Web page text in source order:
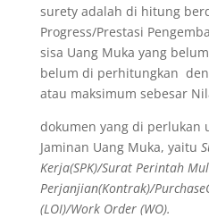
surety adalah di hitung
Progress/Prestasi
sisa Uang Muka yang
belum di perhitungkan
atau maksimum sebesar
dokumen yang di perlukan
Jaminan Uang Muka, yaitu
Kerja(SPK)/Surat Perintah
Perjanjian(Kontrak)/
(LOI)/Work Order (WO).